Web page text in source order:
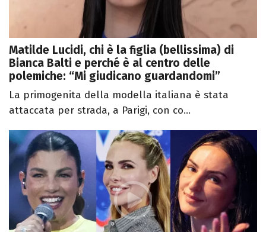
Matilde Lucidi, chi è la figlia (bellissima) di
Bianca Balti e perché è al centro delle
polemiche: “Mi giudicano guardandomi”
La primogenita della modella italiana è stata
attaccata per strada, a Parigi, con co...